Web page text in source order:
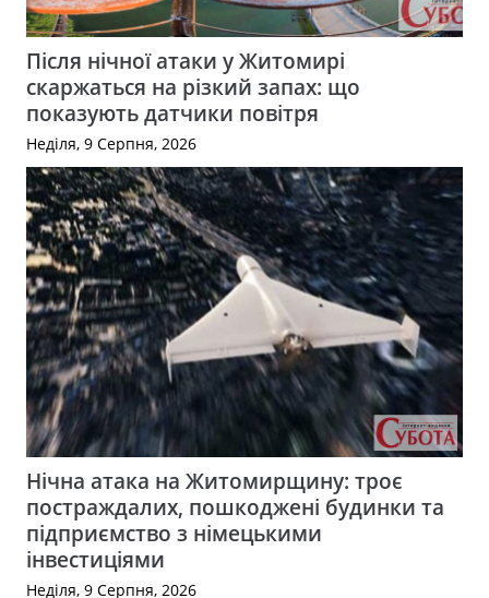
Після нічної атаки у Житомирі
скаржаться на різкий запах: що
показують датчики повітря
Неділя, 9 Серпня, 2026
Нічна атака на Житомирщину: троє
постраждалих, пошкоджені будинки та
підприємство з німецькими
інвестиціями
Неділя, 9 Серпня, 2026